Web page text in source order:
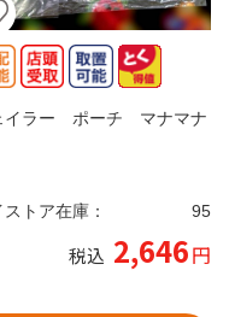
イラー ポーチ マナマナ
ストア在庫： 95
税込 2,646円